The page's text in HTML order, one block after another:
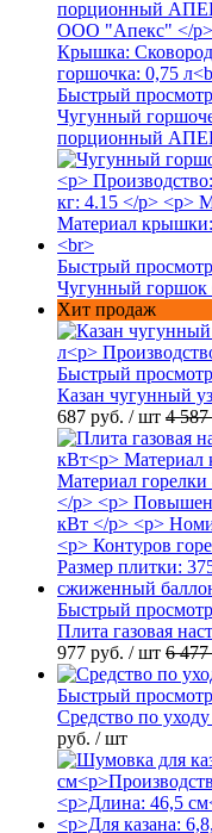
Быстрый просмотр
Чугунный
порционный
Быстрый просмотр
Чугунный горшок
Хит продаж
Быстрый просмотр
Казан чугунный
687 руб. / шт 4
Быстрый просмотр
Плита газовая
977 руб. / шт 6
Быстрый просмотр
Средство по
руб. / шт